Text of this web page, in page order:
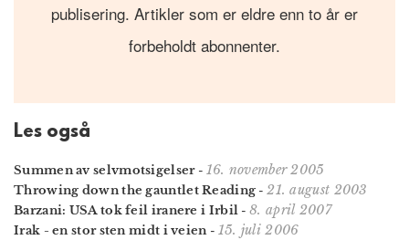
publisering. Artikler som er eldre enn to år er
forbeholdt abonnenter.
Les også
Summen av selvmotsigelser- 16. november 2005
Throwing down the gauntlet Reading -21. august 2003
Barzani: USA tok feil iranere i Irbil -8. april 2007
Irak - en stor sten midt i veien- 15. juli 2006